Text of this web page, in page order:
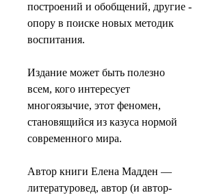
построений и обобщений, другие -
опору в поиске новых методик
воспитания.
Издание может быть полезно
всем, кого интересует
многоязычие, этот феномен,
становящийся из казуса нормой
современного мира.
Автор книги Елена Мадден —
литературовед, автор (и автор-